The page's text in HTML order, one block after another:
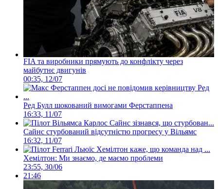
FIA та виробники прямують до конфлікту через
майбутнє двигунів
00:35, 12/07
Ред Булл шокований вимогами Ферстаппена
16:33, 11/07
Сайнс стурбований відсутністю прогресу у Вільямс
16:32, 11/07
Хемілтон: Ми знаємо, де маємо проблеми
23:55, 30/06
21:46